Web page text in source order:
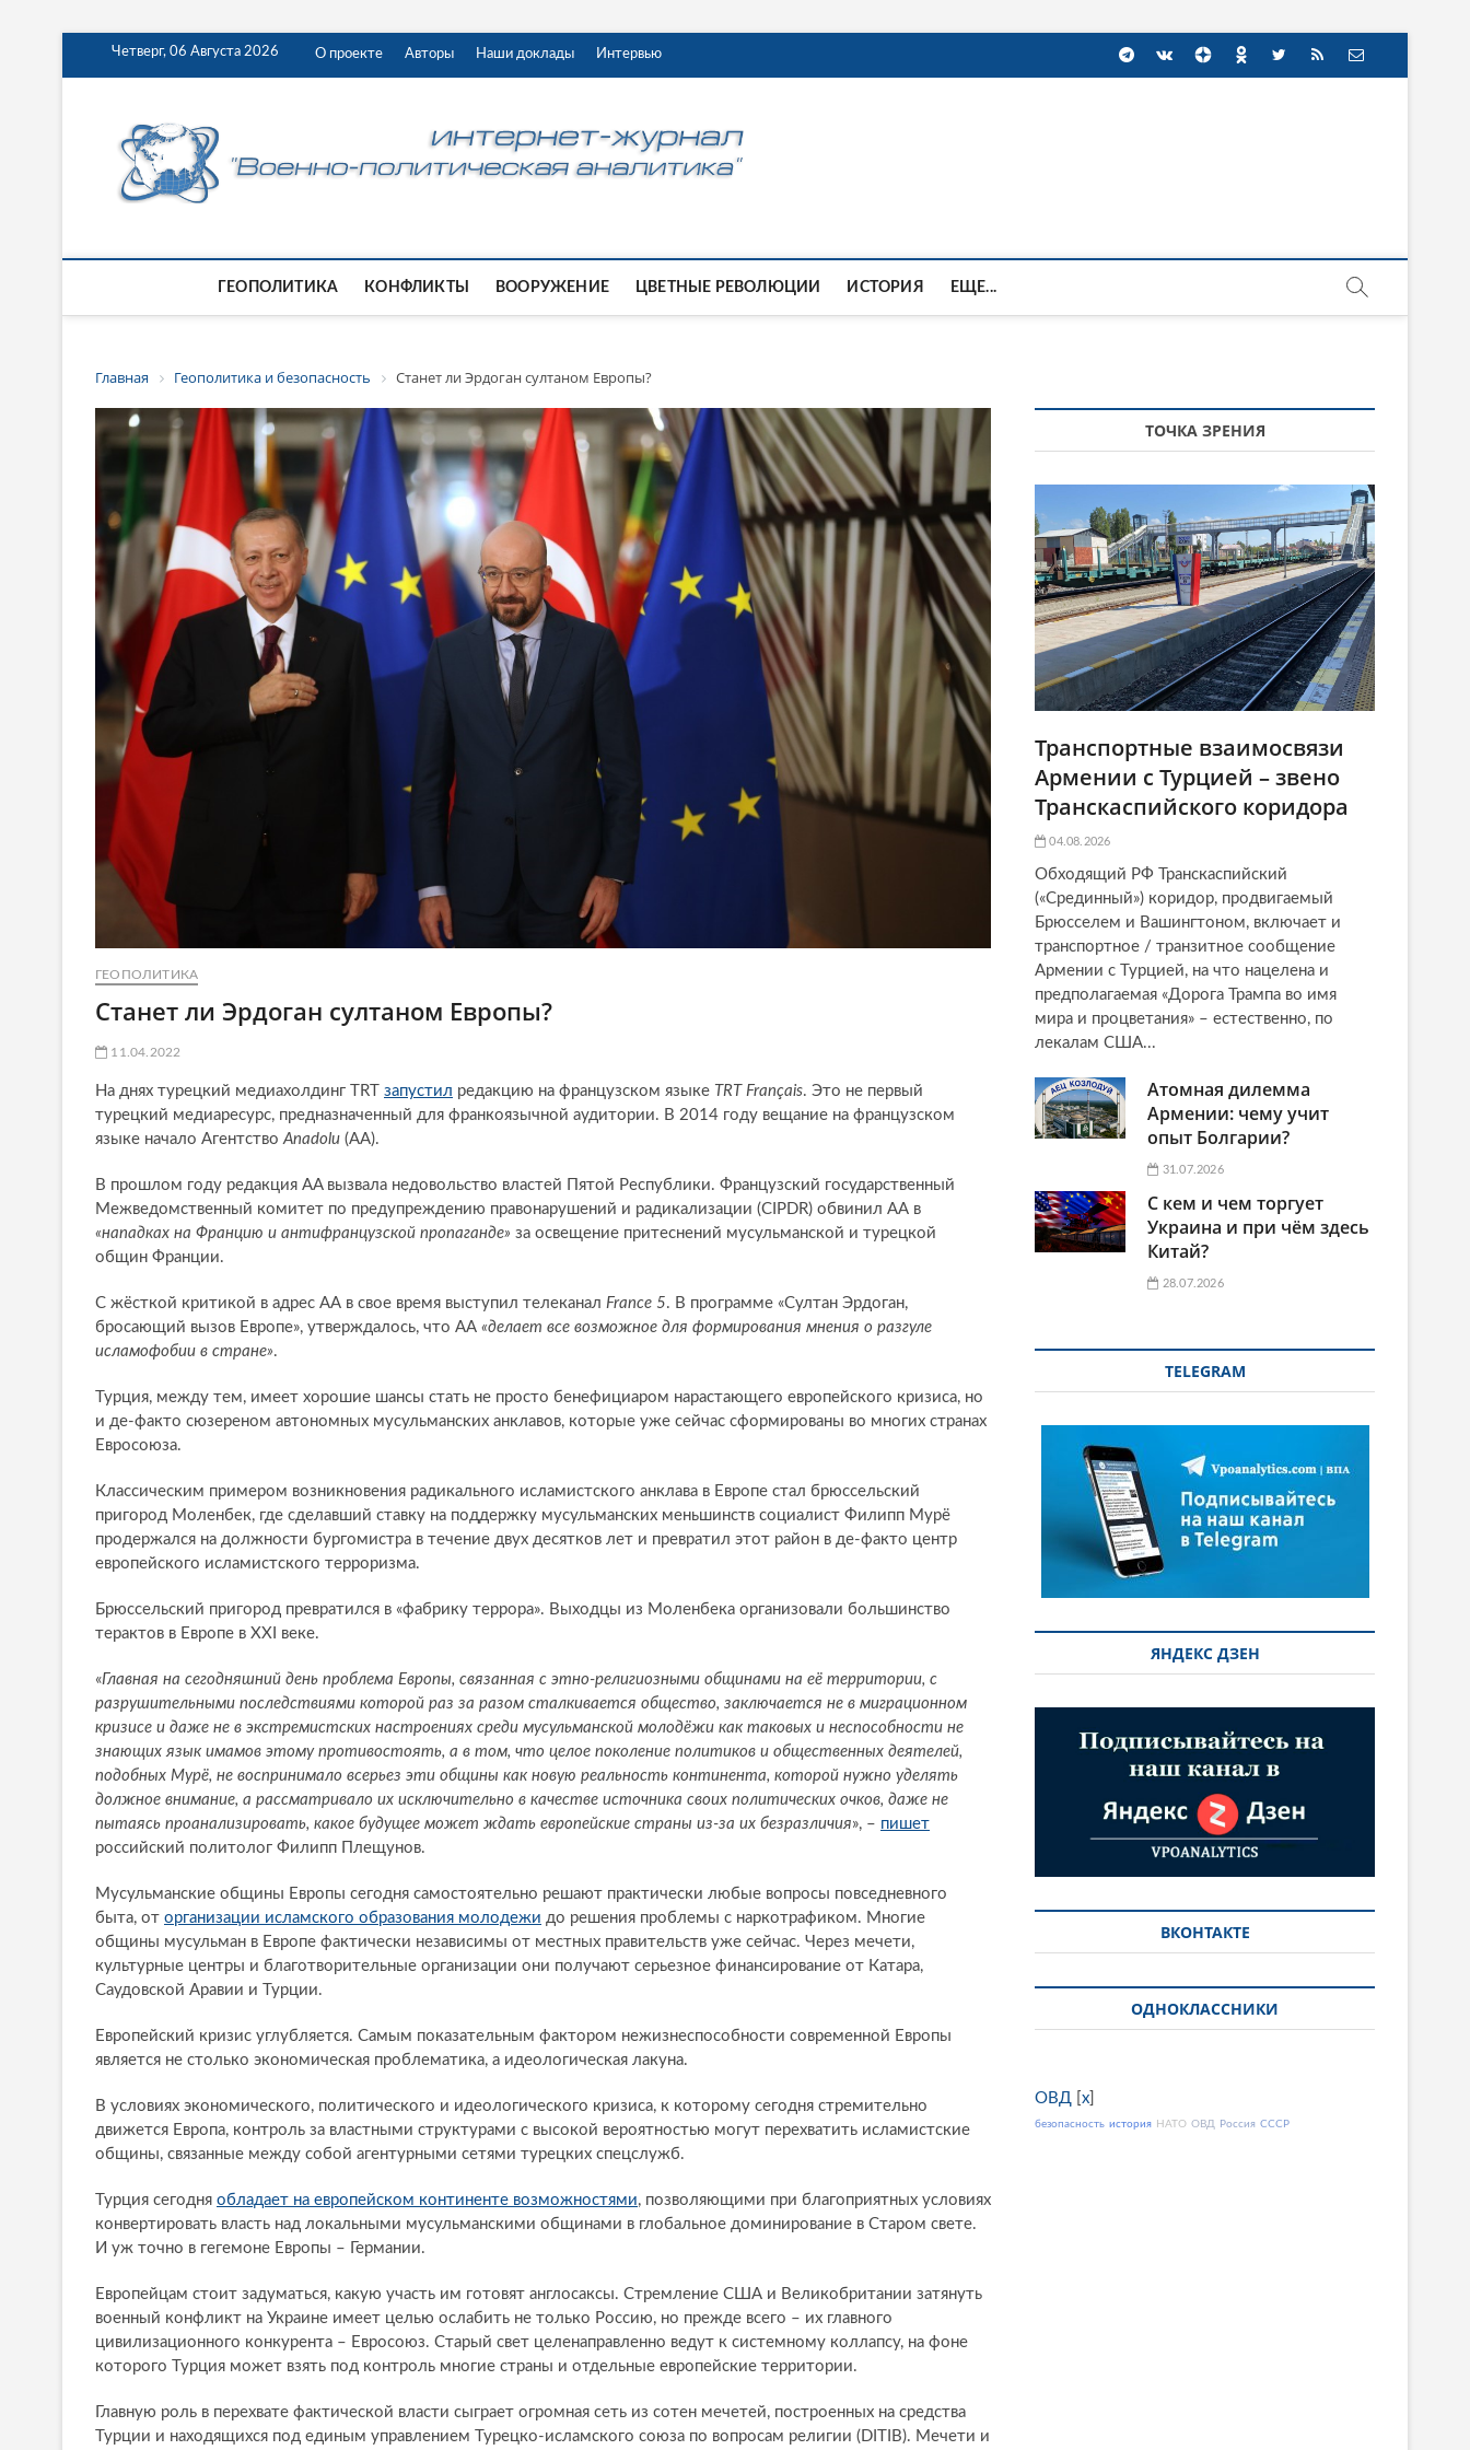
Четверг, 06 Августа 2026 О проекте Авторы Наши доклады Интервью
ГЕОПОЛИТИКА КОНФЛИКТЫ ВООРУЖЕНИЕ ЦВЕТНЫЕ РЕВОЛЮЦИИ ИСТОРИЯ ЕЩЕ...
Главная Геополитика и безопасность Станет ли Эрдоган султаном Европы?
ГЕОПОЛИТИКА
Станет ли Эрдоган султаном Европы?
11.04.2022
На днях турецкий медиахолдинг TRT запустил редакцию на французском языке TRT Français. Это не первый
турецкий медиаресурс, предназначенный для франкоязычной аудитории. В 2014 году вещание на французском
языке начало Агентство Anadolu (АА).
В прошлом году редакция AA вызвала недовольство властей Пятой Республики. Французский государственный
Межведомственный комитет по предупреждению правонарушений и радикализации (CIPDR) обвинил АА в
«нападках на Францию и антифранцузской пропаганде» за освещение притеснений мусульманской и турецкой
общин Франции.
С жёсткой критикой в адрес АА в свое время выступил телеканал France 5. В программе «Султан Эрдоган,
бросающий вызов Европе», утверждалось, что АА «делает все возможное для формирования мнения о разгуле
исламофобии в стране».
Турция, между тем, имеет хорошие шансы стать не просто бенефициаром нарастающего европейского кризиса, но
и де-факто сюзереном автономных мусульманских анклавов, которые уже сейчас сформированы во многих странах
Евросоюза.
Классическим примером возникновения радикального исламистского анклава в Европе стал брюссельский
пригород Моленбек, где сделавший ставку на поддержку мусульманских меньшинств социалист Филипп Мурё
продержался на должности бургомистра в течение двух десятков лет и превратил этот район в де-факто центр
европейского исламистского терроризма.
Брюссельский пригород превратился в «фабрику террора». Выходцы из Моленбека организовали большинство
терактов в Европе в XXI веке.
«Главная на сегодняшний день проблема Европы, связанная с этно-религиозными общинами на её территории, с
разрушительными последствиями которой раз за разом сталкивается общество, заключается не в миграционном
кризисе и даже не в экстремистских настроениях среди мусульманской молодёжи как таковых и неспособности не
знающих язык имамов этому противостоять, а в том, что целое поколение политиков и общественных деятелей,
подобных Мурё, не воспринимало всерьез эти общины как новую реальность континента, которой нужно уделять
должное внимание, а рассматривало их исключительно в качестве источника своих политических очков, даже не
пытаясь проанализировать, какое будущее может ждать европейские страны из-за их безразличия», – пишет
российский политолог Филипп Плещунов.
Мусульманские общины Европы сегодня самостоятельно решают практически любые вопросы повседневного
быта, от организации исламского образования молодежи до решения проблемы с наркотрафиком. Многие
общины мусульман в Европе фактически независимы от местных правительств уже сейчас. Через мечети,
культурные центры и благотворительные организации они получают серьезное финансирование от Катара,
Саудовской Аравии и Турции.
Европейский кризис углубляется. Самым показательным фактором нежизнеспособности современной Европы
является не столько экономическая проблематика, а идеологическая лакуна.
В условиях экономического, политического и идеологического кризиса, к которому сегодня стремительно
движется Европа, контроль за властными структурами с высокой вероятностью могут перехватить исламистские
общины, связанные между собой агентурными сетями турецких спецслужб.
Турция сегодня обладает на европейском континенте возможностями, позволяющими при благоприятных условиях
конвертировать власть над локальными мусульманскими общинами в глобальное доминирование в Старом свете.
И уж точно в гегемоне Европы – Германии.
Европейцам стоит задуматься, какую участь им готовят англосаксы. Стремление США и Великобритании затянуть
военный конфликт на Украине имеет целью ослабить не только Россию, но прежде всего – их главного
цивилизационного конкурента – Евросоюз. Старый свет целенаправленно ведут к системному коллапсу, на фоне
которого Турция может взять под контроль многие страны и отдельные европейские территории.
Главную роль в перехвате фактической власти сыграет огромная сеть из сотен мечетей, построенных на средства
Турции и находящихся под единым управлением Турецко-исламского союза по вопросам религии (DITIB). Мечети и
ТОЧКА ЗРЕНИЯ
Транспортные взаимосвязи
Армении с Турцией – звено
Транскаспийского коридора
04.08.2026
Обходящий РФ Транскаспийский
(«Срединный») коридор, продвигаемый
Брюсселем и Вашингтоном, включает и
транспортное / транзитное сообщение
Армении с Турцией, на что нацелена и
предполагаемая «Дорога Трампа во имя
мира и процветания» – естественно, по
лекалам США...
Атомная дилемма
Армении: чему учит
опыт Болгарии?
31.07.2026
С кем и чем торгует
Украина и при чём здесь
Китай?
28.07.2026
TELEGRAM
ЯНДЕКС ДЗЕН
ВКОНТАКТЕ
ОДНОКЛАССНИКИ
ОВД x
безопасность история НАТО ОВД Россия СССР